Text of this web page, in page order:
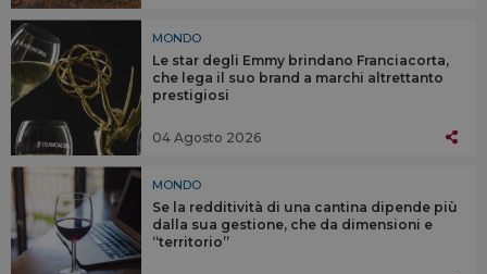
MONDO
Le star degli Emmy brindano Franciacorta,
che lega il suo brand a marchi altrettanto
prestigiosi
04 Agosto 2026
MONDO
Se la redditività di una cantina dipende più
dalla sua gestione, che da dimensioni e
“territorio”